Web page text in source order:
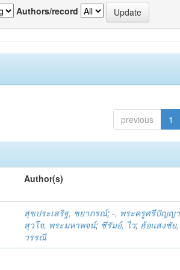
Authors/record
previous 1
Author(s)
สุขประเสริฐ, ชยาภรณ์;-, พระครูศรีปัญญ
สุวโจ, พระมหาพจน์; ชึรัมย์, ไว; ฮ้อแสงชัย
วรรณี